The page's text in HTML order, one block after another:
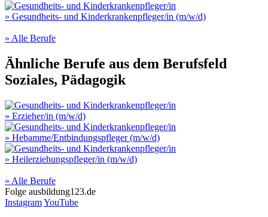
» Gesundheits- und Kinderkrankenpfleger/in (m/w/d)
» Alle Berufe
Ähnliche Berufe aus dem Berufsfeld
Soziales, Pädagogik
» Erzieher/in (m/w/d)
» Hebamme/Entbindungspfleger (m/w/d)
» Heilerziehungspfleger/in (m/w/d)
» Alle Berufe
Folge ausbildung123.de
InstagramYouTube